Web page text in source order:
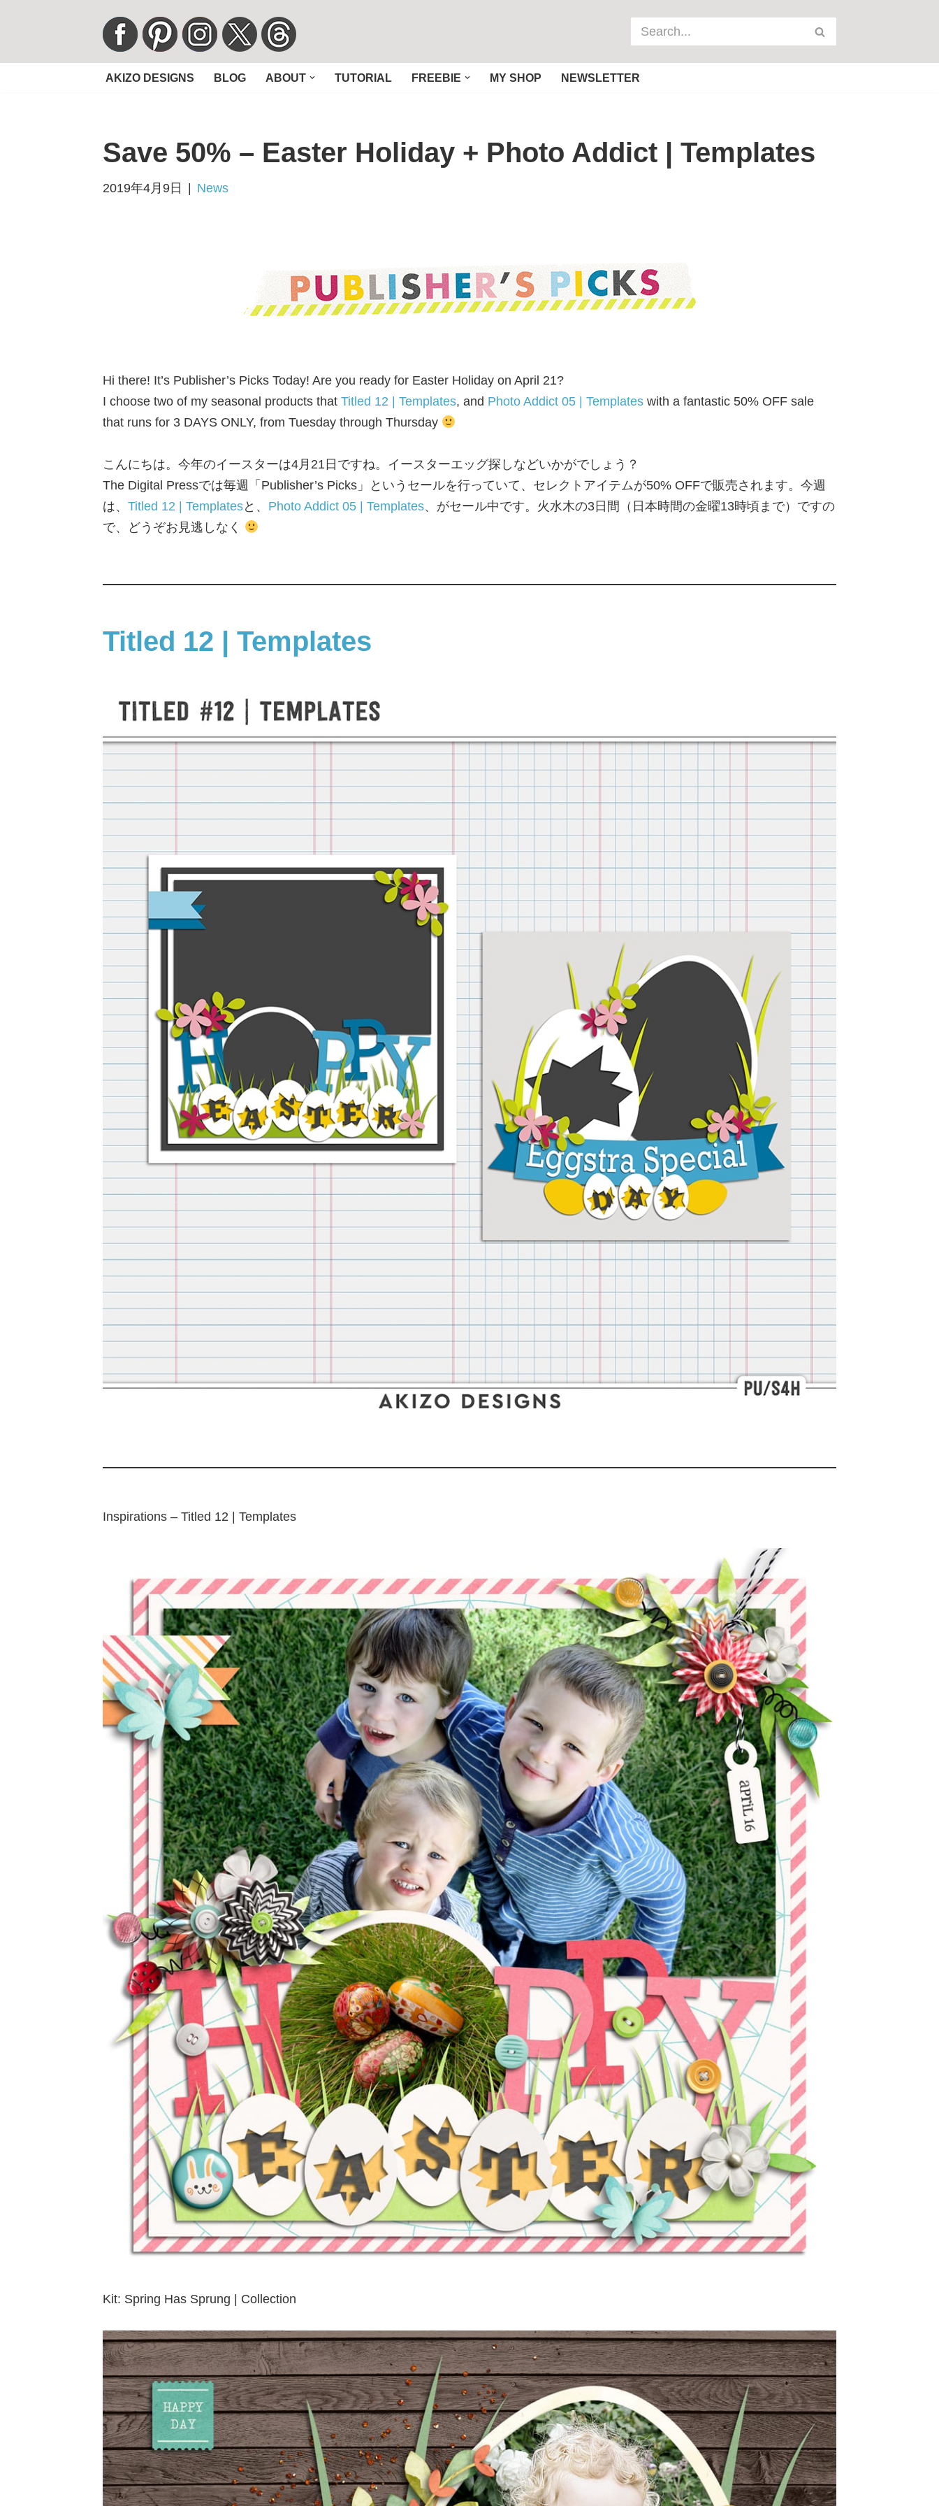
ン
AKIZO DESIGNS BLOG ABOUT TUTORIAL FREEBIE MY SHOP NEWSLETTER
Save 50% – Easter Holiday + Photo Addict | Templates
2019年4月9日 News
Hi there! It’s Publisher’s Picks Today! Are you ready for Easter Holiday on April 21?
I choose two of my seasonal products that Titled 12 | Templates, and Photo Addict 05 | Templates with a fantastic 50% OFF sale
that runs for 3 DAYS ONLY, from Tuesday through Thursday
こんにちは。今年のイースターは4月21日ですね。イースターエッグ探しなどいかがでしょう？
The Digital Pressでは毎週「Publisher’s Picks」というセールを行っていて、セレクトアイテムが50% OFFで販売されます。今週
は、 Titled 12 | Templatesと、 Photo Addict 05 | Templates、がセール中です。火水木の3日間（日本時間の金曜13時頃まで）ですの
で、どうぞお見逃しなく
Titled 12 | Templates
Inspirations – Titled 12 | Templates
Kit: Spring Has Sprung | Collection